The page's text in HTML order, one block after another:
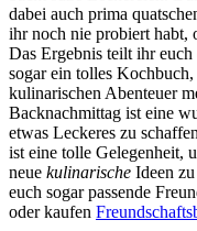
dabei auch prima
ihr noch nie probiert habt,
Das Ergebnis teilt ihr
sogar ein tolles
kulinarischen Abenteuer
Backnachmittag ist eine
etwas Leckeres zu
ist eine tolle Gelegenheit,
neue kulinarische Ideen
euch sogar passende
oder kaufen